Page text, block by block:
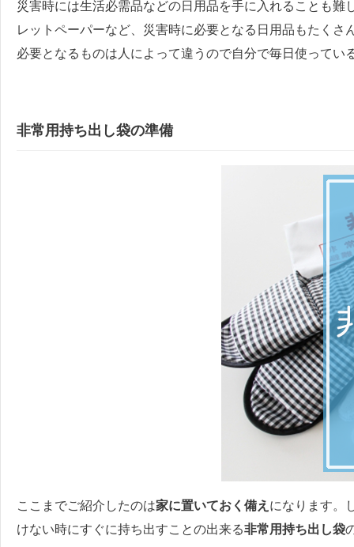
災害時には生活必需品などの日用品を手に入れることも難
レットペーパーなど、災害時に必要となる日用品もたくさ
必要となるものは人によって違うので自分で毎日使って
非常用持ち出し袋の準備
ここまでご紹介したのは家に置いておく備え になります。
けない時にすぐに持ち出すことの出来る非常用持ち出し袋